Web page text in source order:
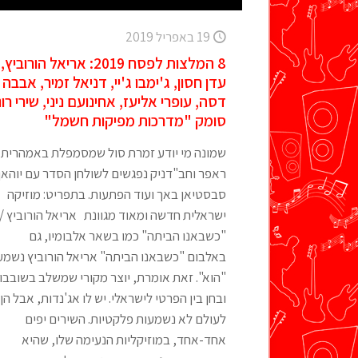
19 באפריל 2019
8 המלצות לפסח 2019: אריאל הורוביץ,
עדן חסון, ג'ימבו ג'יי, דניאל זמיר, אבבה
דסה, עופרי אליעז, אחינועם ניני, שירי
סומק "מדרכות מפיקות חשמל"
שמונה מי יודע זמרת סול שמסמפלת
ראפר וחב"דניק נפגשים לשולחן הסדר עם
סבסטיאן באך ועוד הפתעות. בתפריט: מוזיקה
ישראלית חדשה ומאוד מגוונת אריאל הורוביץ /
"כשבאנו הביתה" כמו בשאר אלבומיו, גם
באלבום "כשבאנו הביתה" אריאל הורוביץ
"הוא". זאת אומרת, יוצר מקורי שמשלב
ובחן בין הפרטי לישראלי. יש לו אג'נדות, אבל הן
לעולם לא נשמעות פלקטיות. השירים יפים
אחד-אחד, במוזיקליות הנעימה שלו, שהיא